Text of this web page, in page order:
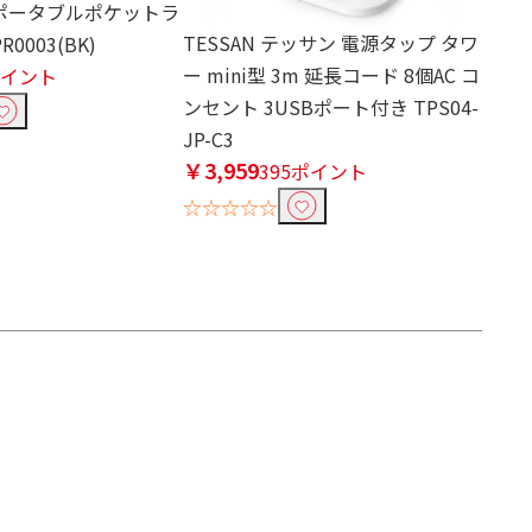
ータブルポケットラ
ント
TESSAN テッサン 電源タップ タワ
ー mini型 3m 延長コード 8個AC コ
ンセント 3USBポート付き TPS04-
JP-C3
￥3,959395ポイント
☆☆☆☆☆